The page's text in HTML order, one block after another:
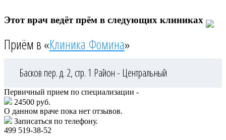
Этот врач ведёт прём в следующих клиниках
Приём в «Клиника Фомина»
Басков пер. д. 2, стр. 1 Район - Центральный
Первичный прием по специализации -
24500 руб.
О данном враче пока нет отзывов.
Записаться по телефону.
499 519-38-52